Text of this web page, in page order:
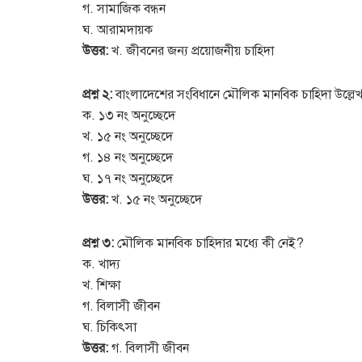
গ. সামাজিক বন্ধন
ঘ. আরামদায়ক
উত্তর: খ. জীবনের জন্য প্রয়োজনীয় চাহিদা
প্রশ্ন ২:বাংলাদেশের সংবিধানে মৌলিক মানবিক চাহিদা
ক. ১৩ নং অনুচ্ছেদে
খ. ১৫ নং অনুচ্ছেদে
গ. ১৪ নং অনুচ্ছেদে
ঘ. ১৭ নং অনুচ্ছেদে
উত্তর: খ. ১৫ নং অনুচ্ছেদে
প্রশ্ন ৩: মৌলিক মানবিক চাহিদার মধ্যে কী নেই?
ক. খাদ্য
খ. শিক্ষা
গ. বিলাসী জীবন
ঘ. চিকিৎসা
উত্তর: গ. বিলাসী জীবন